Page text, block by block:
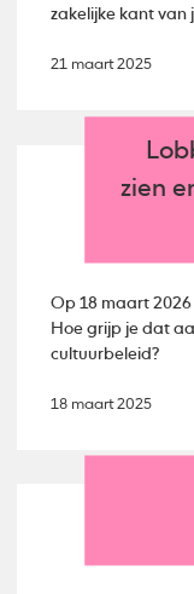
zakelijke kant van
21 maart 2025
zien
Op 18 maart
Hoe grijp je dat
cultuurbeleid?
18 maart 2025